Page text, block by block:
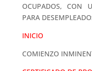
OCUPADOS, CON
PARA
INICIO
COMIENZO